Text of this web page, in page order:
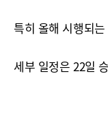
특히 올해 시행되
세부 일정은 22일